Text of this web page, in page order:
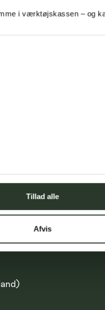
i værktøjskassen – og
Tillad alle
Afvis